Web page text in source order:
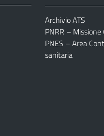
Archivio ATS
PNRR –
PNES – Area
sanitaria